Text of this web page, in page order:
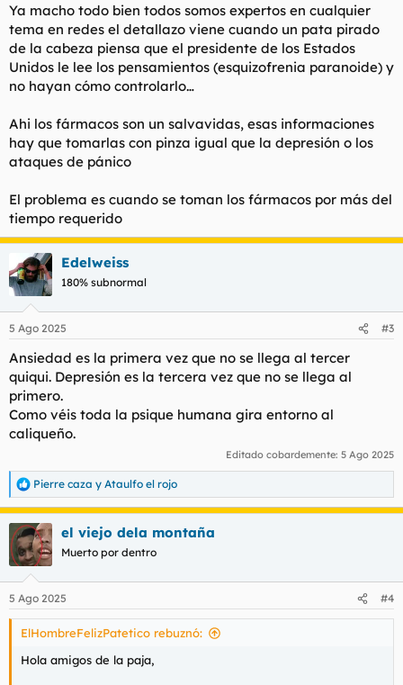
:
Ya macho todo bien todos somos expertos en cualquier
tema en redes el detallazo viene cuando un pata pirado
de la cabeza piensa que el presidente de los Estados
Unidos le lee los pensamientos (esquizofrenia paranoide) y
no hayan cómo controlarlo…
Ahi los fármacos son un salvavidas, esas informaciones
hay que tomarlas con pinza igual que la depresión o los
ataques de pánico
El problema es cuando se toman los fármacos por más del
tiempo requerido
Edelweiss
180% subnormal
5 Ago 2025 #3
Ansiedad es la primera vez que no se llega al tercer
quiqui. Depresión es la tercera vez que no se llega al
primero.
Como véis toda la psique humana gira entorno al
caliqueño.
Editado cobardemente: 5 Ago 2025
R
e
a
c
c
i
e
s
Pierre caza y Ataulfo el rojo
el viejo dela montaña
Muerto por dentro
5 Ago 2025 #4
ElHombreFelizPatetico rebuznó:
Hola amigos de la paja,